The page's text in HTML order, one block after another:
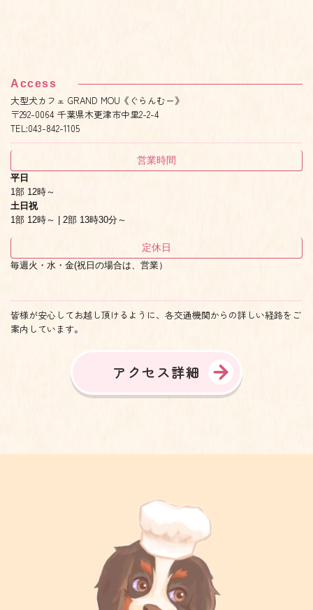
Access
大型犬カフェ GRAND MOU《ぐらんむー》
〒292-0064 千葉県木更津市中里2-2-4
TEL:043-842-1105
営業時間
平日
1部 12時～
土日祝
1部 12時～ | 2部 13時30分～
定休日
毎週火・水・金(祝日の場合は、営業）
皆様が安心してお越し頂けるように、各交通機関からの詳しい経路をご
案内しています。
アクセス詳細